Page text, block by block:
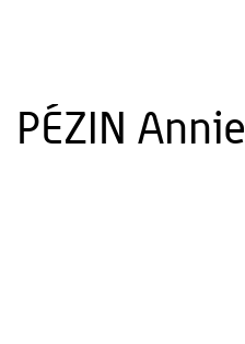
PÉZIN Annie